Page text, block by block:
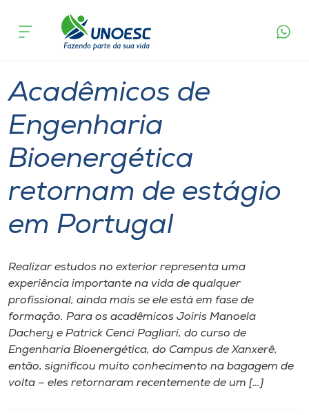
Cursos
Pesquisa
Atendimento ao Estudante
Portal de Ensino
Internacionalização
I.nova
Diplomados
acontece
Acadêmicos de
Engenharia
Bioenergética
retornam de estágio
em Portugal
Realizar estudos no exterior representa uma
experiência importante na vida de qualquer
profissional, ainda mais se ele está em fase de
formação. Para os acadêmicos Joiris Manoela
Dachery e Patrick Cenci Pagliari, do curso de
Engenharia Bioenergética, do Campus de Xanxerê,
então, significou muito conhecimento na bagagem de
volta – eles retornaram recentemente de um […]